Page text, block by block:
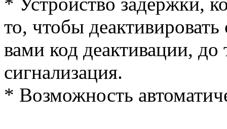
то, чтобы
вами код деактивации, до
сигнализация.
* Возможность